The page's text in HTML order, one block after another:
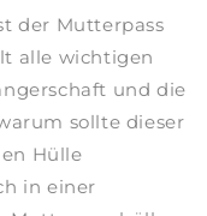
der Mutterpass
alle wichtigen
und die
sollte dieser
Hülle
in einer